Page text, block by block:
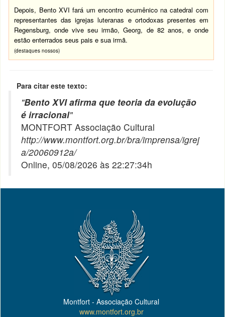
Depois, Bento XVI fará um encontro ecumênico na catedral com
representantes das igrejas luteranas e ortodoxas presentes em
Regensburg, onde vive seu irmão, Georg, de 82 anos, e onde
estão enterrados seus pais e sua irmã.
(destaques nossos)
Para citar este texto:
"Bento XVI afirma que teoria da evolução
é irracional"
MONTFORT Associação Cultural
http://www.montfort.org.br/bra/imprensa/igrej
a/20060912a/
Online, 05/08/2026 às 22:27:34h
Montfort - Associação Cultural
www.montfort.org.br